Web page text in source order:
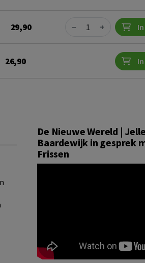
29,90 Quantity
− +
26,90
De Nieuwe Wereld |
Baardewijk in gesprek
Frissen